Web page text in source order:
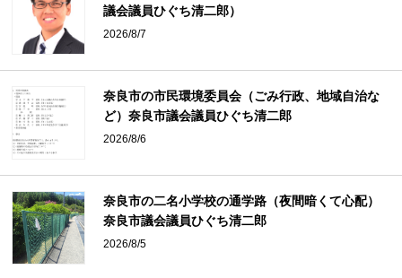
議会議員ひぐち清二郎）
2026/8/7
奈良市の市民環境委員会（ごみ行政、地域自治な
ど）奈良市議会議員ひぐち清二郎
2026/8/6
奈良市の二名小学校の通学路（夜間暗くて心配）
奈良市議会議員ひぐち清二郎
2026/8/5